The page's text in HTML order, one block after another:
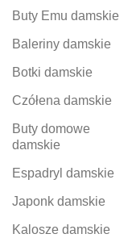
Buty Emu damskie
Baleriny damskie
Botki damskie
Czółena damskie
Buty domowe
damskie
Espadryl damskie
Japonk damskie
Kalosze damskie